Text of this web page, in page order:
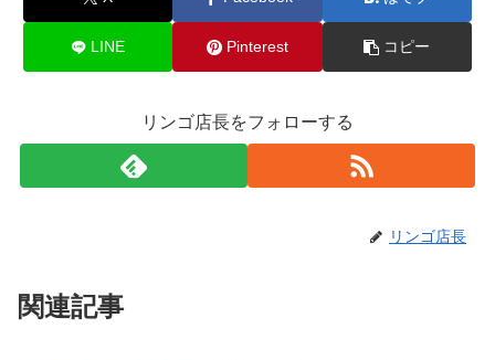
LINE Pinterest コピー
リンゴ店長をフォローする
リンゴ店長
関連記事